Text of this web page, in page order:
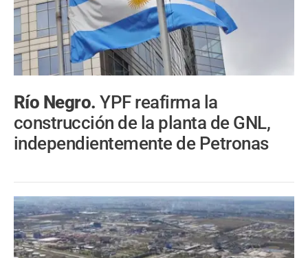
Río Negro.YPF reafirma la
construcción de la planta de GNL,
independientemente de Petronas